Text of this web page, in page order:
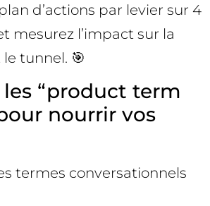
d’actions par levier sur 4
mesurez l’impact sur la
tunnel. 🎯
“product term
nourrir vos
termes conversationnels